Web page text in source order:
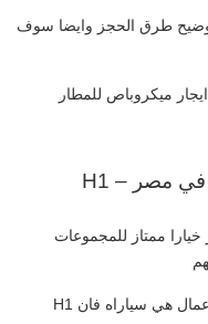
طرق الحجز وايضا سوف
ميكروباص للمطار
بسعه 11 راكب يعتبر خيارا ممتاز للمجموعات
في زيارات المعالم والاماكن الترفيهيه او الاعمال هي سياراه فان H1